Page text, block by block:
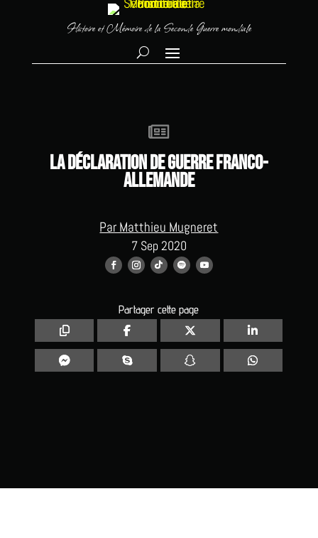
Histoire et Mémoire de la Seconde Guerre mondiale

La déclaration de guerre franco-
allemande
Par Matthieu Mugneret
7 Sep 2020
Partager cette page